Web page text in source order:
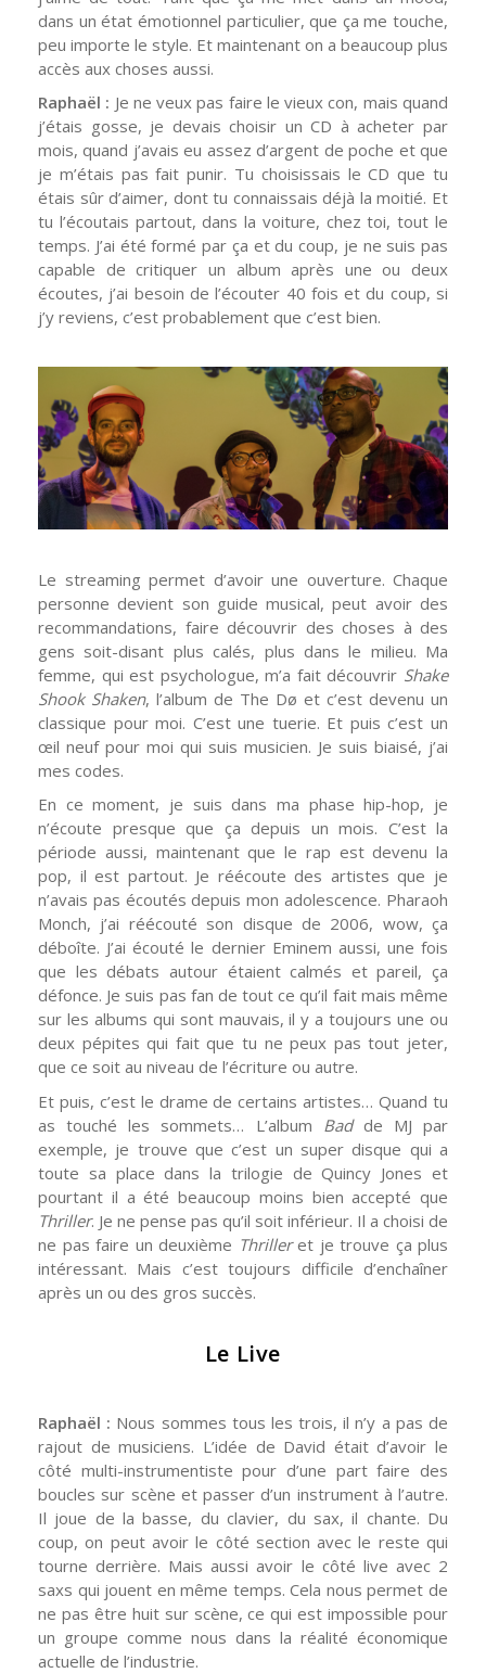
dans un état émotionnel particulier, que ça me touche,
peu importe le style. Et maintenant on a beaucoup plus
accès aux choses aussi.
Raphaël : Je ne veux pas faire le vieux con, mais quand
j’étais gosse, je devais choisir un CD à acheter par
mois, quand j’avais eu assez d’argent de poche et que
je m’étais pas fait punir. Tu choisissais le CD que tu
étais sûr d’aimer, dont tu connaissais déjà la moitié. Et
tu l’écoutais partout, dans la voiture, chez toi, tout le
temps. J’ai été formé par ça et du coup, je ne suis pas
capable de critiquer un album après une ou deux
écoutes, j’ai besoin de l’écouter 40 fois et du coup, si
j’y reviens, c’est probablement que c’est bien.
Le streaming permet d’avoir une ouverture. Chaque
personne devient son guide musical, peut avoir des
recommandations, faire découvrir des choses à des
gens soit-disant plus calés, plus dans le milieu. Ma
femme, qui est psychologue, m’a fait découvrir Shake
Shook Shaken, l’album de The Dø et c’est devenu un
classique pour moi. C’est une tuerie. Et puis c’est un
œil neuf pour moi qui suis musicien. Je suis biaisé, j’ai
mes codes.
En ce moment, je suis dans ma phase hip-hop, je
n’écoute presque que ça depuis un mois. C’est la
période aussi, maintenant que le rap est devenu la
pop, il est partout. Je réécoute des artistes que je
n’avais pas écoutés depuis mon adolescence. Pharaoh
Monch, j’ai réécouté son disque de 2006, wow, ça
déboîte. J’ai écouté le dernier Eminem aussi, une fois
que les débats autour étaient calmés et pareil, ça
défonce. Je suis pas fan de tout ce qu’il fait mais même
sur les albums qui sont mauvais, il y a toujours une ou
deux pépites qui fait que tu ne peux pas tout jeter,
que ce soit au niveau de l’écriture ou autre.
Et puis, c’est le drame de certains artistes… Quand tu
as touché les sommets… L’album Badde MJ par
exemple, je trouve que c’est un super disque qui a
toute sa place dans la trilogie de Quincy Jones et
pourtant il a été beaucoup moins bien accepté que
Thriller. Je ne pense pas qu’il soit inférieur. Il a choisi de
ne pas faire un deuxième Thrilleret je trouve ça plus
intéressant. Mais c’est toujours difficile d’enchaîner
après un ou des gros succès.
Le Live
Raphaël : Nous sommes tous les trois, il n’y a pas de
rajout de musiciens. L’idée de David était d’avoir le
côté multi-instrumentiste pour d’une part faire des
boucles sur scène et passer d’un instrument à l’autre.
Il joue de la basse, du clavier, du sax, il chante. Du
coup, on peut avoir le côté section avec le reste qui
tourne derrière. Mais aussi avoir le côté live avec 2
saxs qui jouent en même temps. Cela nous permet de
ne pas être huit sur scène, ce qui est impossible pour
un groupe comme nous dans la réalité économique
actuelle de l’industrie.